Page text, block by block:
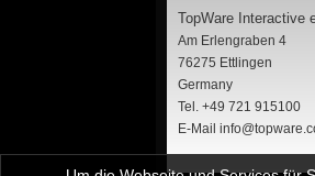
TopWare Interactive
Am Erlengraben 4
76275 Ettlingen
Germany
Tel. +49 721 915100
E-Mail